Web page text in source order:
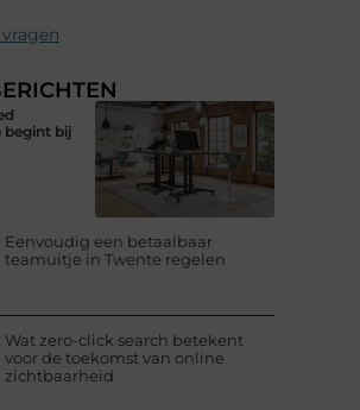
bij
Eenvoudig een betaalbaar
teamuitje in Twente regelen
Wat zero-click search betekent
voor de toekomst van online
zichtbaarheid